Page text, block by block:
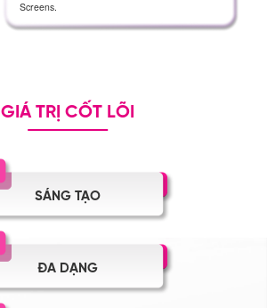
Screens.
GIÁ TRỊ CỐT LÕI
SÁNG TẠO
ĐA DẠNG